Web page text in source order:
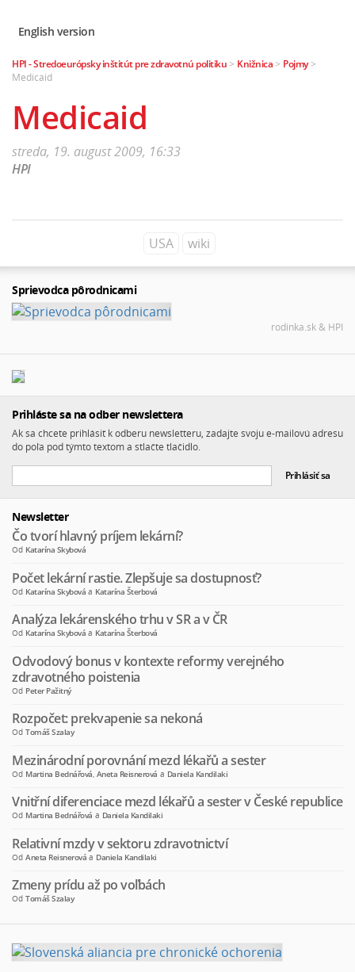
English version
HPI - Stredoeurópsky inštitút pre zdravotnú politiku > Knižnica > Pojmy>
Medicaid
Medicaid
streda, 19. august 2009, 16:33
HPI
USA wiki
Sprievodca pôrodnicami
rodinka.sk & HPI
Prihláste sa na odber newslettera
Ak sa chcete prihlásiť k odberu newsletteru, zadajte svoju e-mailovú adresu
do poľa pod týmto textom a stlačte tlačidlo.
Newsletter
Čo tvorí hlavný príjem lekární?
Od Katarína Skybová
Počet lekární rastie. Zlepšuje sa dostupnosť?
Od Katarína Skybová a Katarína Šterbová
Analýza lekárenského trhu v SR a v ČR
Od Katarína Skybová a Katarína Šterbová
Odvodový bonus v kontexte reformy verejného
zdravotného poistenia
Od Peter Pažitný
Rozpočet: prekvapenie sa nekoná
Od Tomáš Szalay
Mezinárodní porovnání mezd lékařů a sester
Od Martina Bednářová Aneta Reisnerová a Daniela Kandilaki
Vnitřní diferenciace mezd lékařů a sester v České republice
Od Martina Bednářová a Daniela Kandilaki
Relativní mzdy v sektoru zdravotnictví
Od Aneta Reisnerová a Daniela Kandilaki
Zmeny prídu až po voľbách
Od Tomáš Szalay